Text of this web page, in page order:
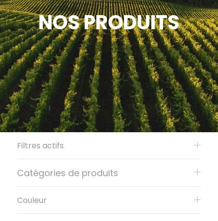
NOS PRODUITS
Filtres actifs
Catégories de produits
Couleur